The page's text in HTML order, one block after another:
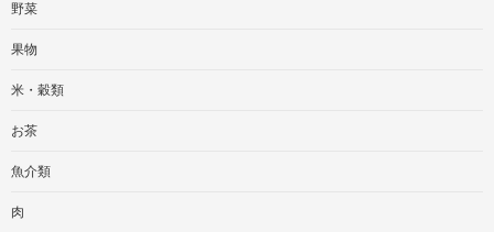
野菜
果物
米・穀類
お茶
魚介類
肉